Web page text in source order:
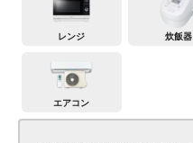
レンジ 炊飯器
エアコン